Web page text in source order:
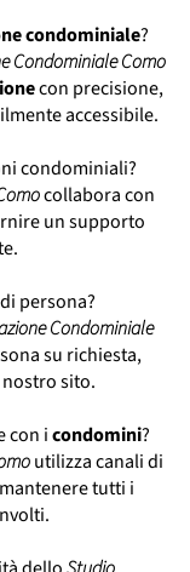
condominiale?
Condominiale Como
con precisione,
accessibile.
condominiali?
collabora con
un supporto
persona?
Condominiale
su richiesta,
sito.
con icondomini?
utilizza canali di
tutti i